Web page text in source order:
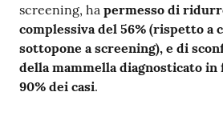
screening, ha permesso di
complessiva del 56% (rispetto a
sottopone a screening), e di
della mammella diagnosticato in
90% dei casi.